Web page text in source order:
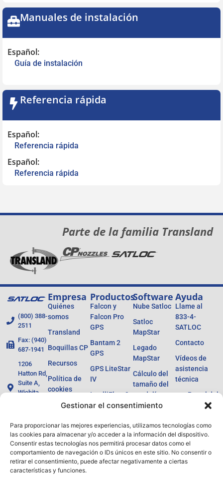
Gestionar el consentimiento
Para proporcionar las mejores experiencias, utilizamos tecnologías como
las cookies para almacenar y/o acceder a la información del dispositivo.
Consentir estas tecnologías nos permitirá procesar datos como el
comportamiento de navegación o IDs únicos en este sitio. No consentir o
retirar el consentimiento, puede afectar negativamente a ciertas
características y funciones.
Manuales de instalación
Español:
Guía de instalación
Referencia rápida
Español:
Referencia rápida
Español:
Referencia rápida
Parte de la familia Transland
(800) 388-
2511
Fax: (940)
687-1941
1206
Hatton Rd,
Suite A,
Wichita
Empresa
Quiénes
somos
Transland
Boquillas CP
Recursos
Política de
cookies
Política de
Productos
Falcon y
Falcon Pro
GPS
Bantam 2
GPS
GPS LiteStar
IV
IntelliFlow 3
Láser Ag
Barras de
luces L8 / H8
Productos
antiguos
Software
Nube Satloc
Satloc
MapStar
Legado
MapStar
Cálculo del
tamaño del
caudalímetro
Ayuda
Llame al
833-4-
SATLOC
Contacto
Vídeos de
asistencia
técnica
Portal del